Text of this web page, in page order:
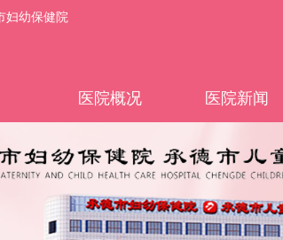
妇幼保健院
医院概况 医院新闻